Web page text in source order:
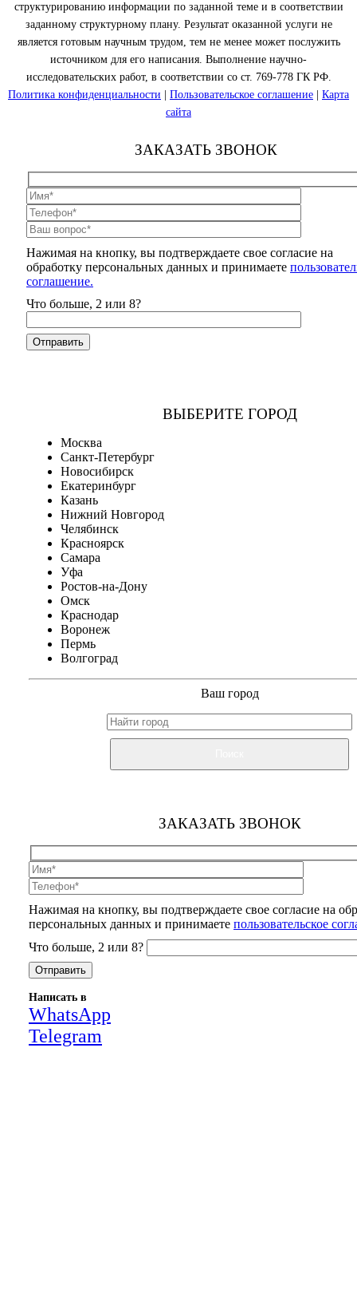
структурированию информации по заданной теме и в соответствии
заданному структурному плану. Результат оказанной услуги не
является готовым научным трудом, тем не менее может послужить
источником для его написания. Выполнение научно-
исследовательских работ, в соответствии со ст. 769-778 ГК РФ.
Политика конфиденциальности
Пользовательское соглашение
Карта
сайта
ЗАКАЗАТЬ ЗВОНОК
Нажимая на кнопку, вы подтверждаете свое согласие на
обработку персональных данных и принимаете
соглашение.
Что больше, 2 или 8?
ВЫБЕРИТЕ ГОРОД
Москва
Санкт-Петербург
Новосибирск
Екатеринбург
Казань
Нижний Новгород
Челябинск
Красноярск
Самара
Уфа
Ростов-на-Дону
Омск
Краснодар
Воронеж
Пермь
Волгоград
Ваш город
ЗАКАЗАТЬ ЗВОНОК
Нажимая на кнопку, вы подтверждаете свое согласие на
персональных данных и принимаете пользовательское
Что больше, 2 или 8?
Написать в
WhatsApp
Telegram